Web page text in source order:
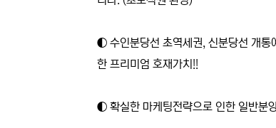
◐ 수인분당선 초역세권, 신분당선 개
한 프리미엄 호재가치!!
◐ 확실한 마케팅전략으로 인한 일반분